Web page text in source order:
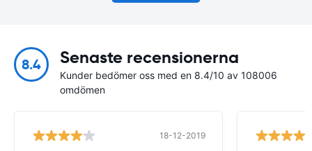
8.4 Senaste recensionerna
Kunder bedömer oss med en 8.4/10 av 108006
omdömen
18-12-2019